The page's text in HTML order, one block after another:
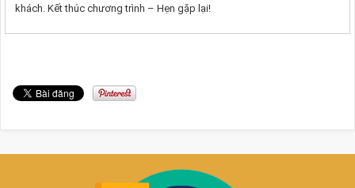
khách. Kết thúc chương trình – Hẹn gặp lại!